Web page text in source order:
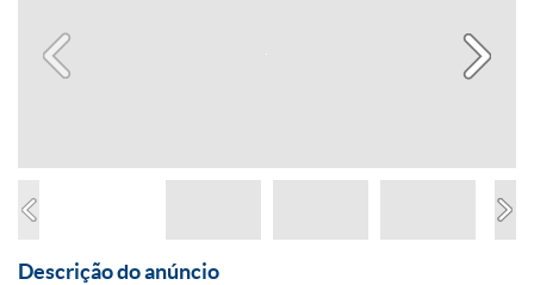
Descrição do anúncio